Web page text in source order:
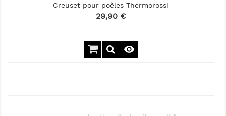
Creuset pour poêles Thermorossi
Prix
29,90 €
